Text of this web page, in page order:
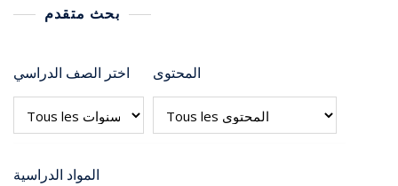
بحث متقدم
اختر الصف الدراسي المحتوى
المواد الدراسية